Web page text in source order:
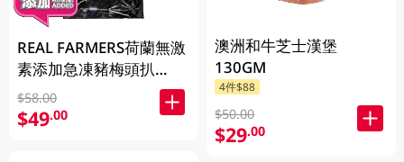
REAL FARMERS荷蘭無激
素添加急凍豬梅頭扒
400GM
$58.00
$49.00
澳洲和牛芝士漢堡
130GM
4件$88
$50.00
$29.00